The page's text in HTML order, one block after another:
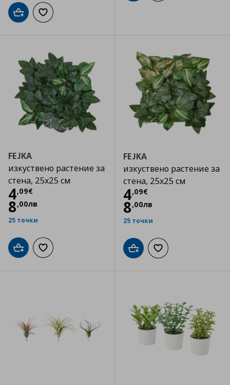
Добави в кошницата
Добави към списъка с любими
FEJKA
изкуствено растение за
стена, 25x25 см
4,09€
Цена
8,00лв
25 точки
Добави в кошницата
Добави към списъка с любими
FEJKA
изкуствено растение за
стена, 25x25 см
4,09€
Цена
8,00лв
25 точки
Добави в кошницата
Добави към